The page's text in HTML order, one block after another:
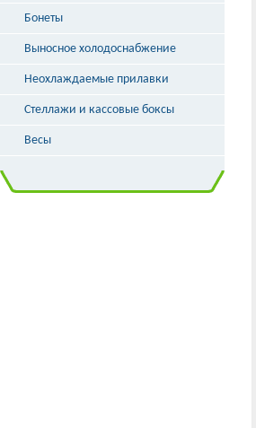
Бонеты
Выносное холодоснабжение
Неохлаждаемые прилавки
Стеллажи и кассовые боксы
Весы